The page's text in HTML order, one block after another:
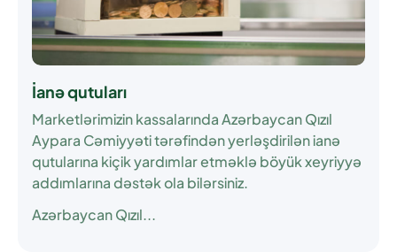
İanə qutuları
Marketlərimizin kassalarında Azərbaycan Qızıl
Aypara Cəmiyyəti tərəfindən yerləşdirilən ianə
qutularına kiçik yardımlar etməklə böyük xeyriyyə
addımlarına dəstək ola bilərsiniz.
Azərbaycan Qızıl...